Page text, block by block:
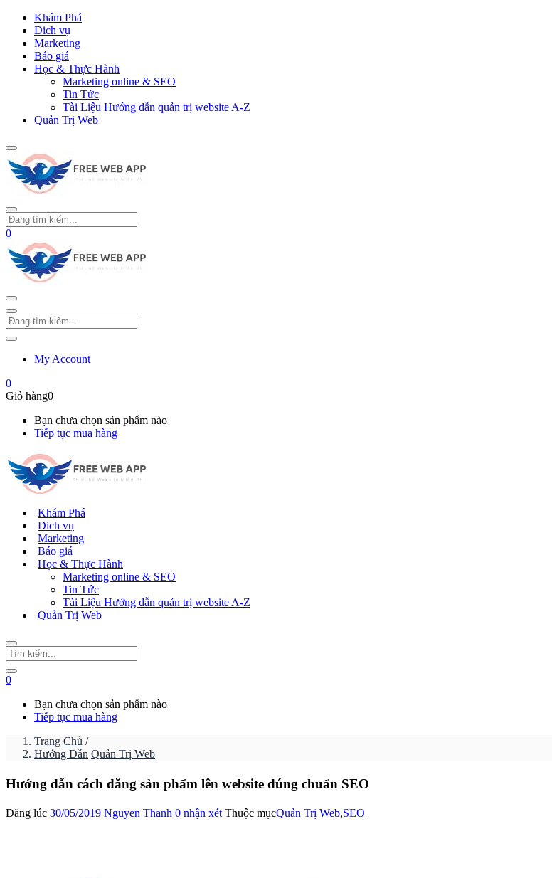
Khám Phá
Dich vụ
Marketing
Báo giá
Học & Thực Hành
Marketing online & SEO
Tin Tức
Tài Liệu Hướng dẫn quản trị website A-Z
Quản Trị Web
0
My Account
0
Giỏ hàng0
Bạn chưa chọn sản phẩm nào
Tiếp tục mua hàng
Khám Phá
Dich vụ
Marketing
Báo giá
Học & Thực Hành
Marketing online & SEO
Tin Tức
Tài Liệu Hướng dẫn quản trị website A-Z
Quản Trị Web
0
Bạn chưa chọn sản phẩm nào
Tiếp tục mua hàng
Trang Chủ /
Hướng Dẫn Quản Trị Web
Hướng dẫn cách đăng sản phẩm lên website đúng chuẩn SEO
Đăng lúc 30/05/2019 Nguyen Thanh 0 nhận xét Thuộc mụcQuản Trị Web,SEO